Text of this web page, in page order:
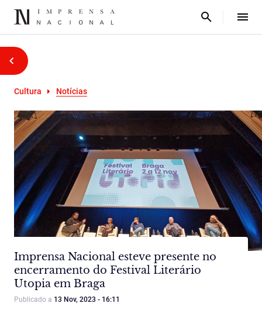
Cultura Notícias
Imprensa Nacional esteve presente no
encerramento do Festival Literário
Utopia em Braga
Publicado a 13 Nov, 2023 - 16:11